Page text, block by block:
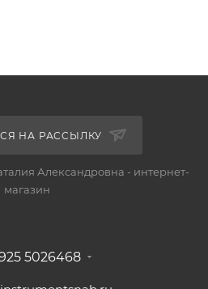
НА РАССЫЛКУ
Александровна - интернет-
магазин
5026468